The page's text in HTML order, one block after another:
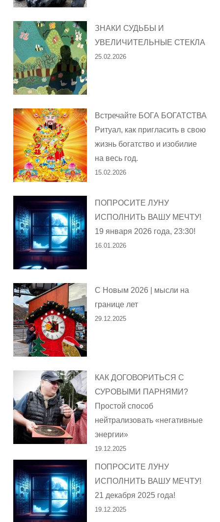
ЗНАКИ СУДЬБЫ И
УВЕЛИЧИТЕЛЬНЫЕ СТЕКЛА
25.02.2026
Встречайте БОГА БОГАТСТВА
Ритуал, как пригласить в свою
жизнь богатство и изобилие
на весь год.
15.02.2026
ПОПРОСИТЕ ЛУНУ
ИСПОЛНИТЬ ВАШУ МЕЧТУ!
19 января 2026 года, 23:30!
16.01.2026
С Новым 2026 | мысли на
границе лет
29.12.2025
КАК ДОГОВОРИТЬСЯ С
СУРОВЫМИ ПАРНЯМИ?
Простой способ
нейтрализовать «негативные
энергии»
19.12.2025
ПОПРОСИТЕ ЛУНУ
ИСПОЛНИТЬ ВАШУ МЕЧТУ!
21 декабря 2025 года!
19.12.2025